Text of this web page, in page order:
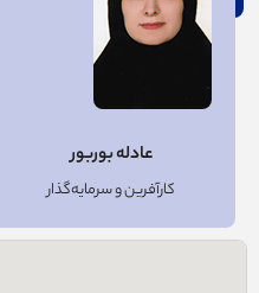
عادله بوربور
کارآفرين و سرمايه‌گذار